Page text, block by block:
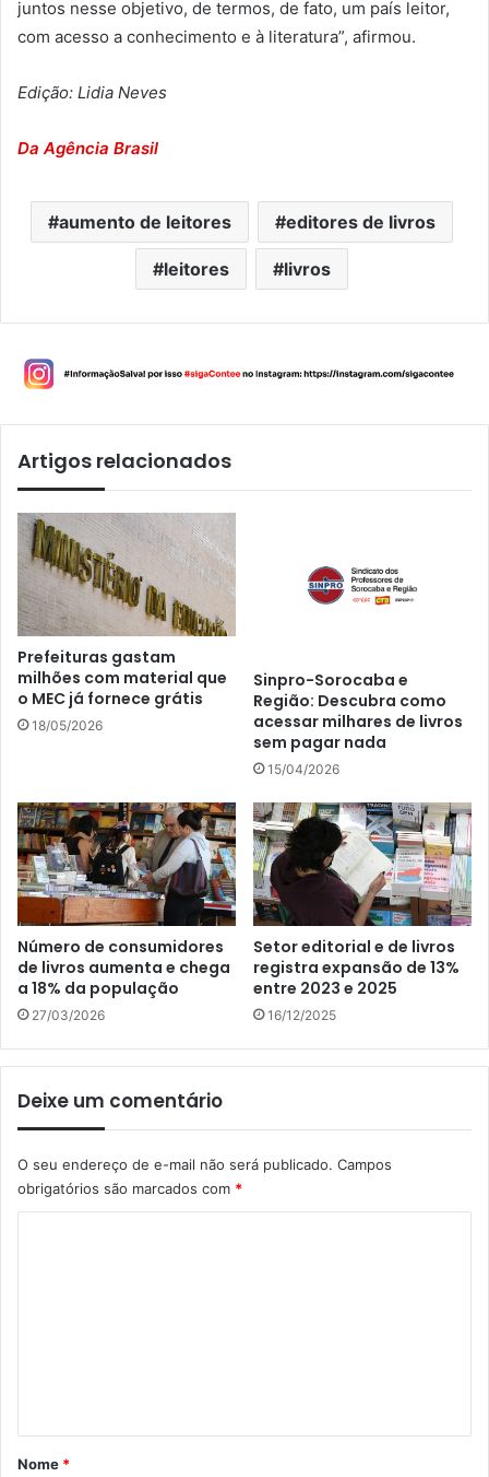
juntos nesse objetivo, de termos, de fato, um país leitor,
com acesso a conhecimento e à literatura”, afirmou.
Edição: Lidia Neves
Da Agência Brasil
aumento de leitores editores de livros
leitores livros
Artigos relacionados
Prefeituras gastam
milhões com material que
o MEC já fornece grátis
18/05/2026
Sinpro-Sorocaba e
Região: Descubra como
acessar milhares de livros
sem pagar nada
15/04/2026
Número de consumidores
de livros aumenta e chega
a 18% da população
27/03/2026
Setor editorial e de livros
registra expansão de 13%
entre 2023 e 2025
16/12/2025
Deixe um comentário
O seu endereço de e-mail não será publicado. Campos
obrigatórios são marcados com *
rNome *